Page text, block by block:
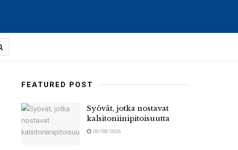
FEATURED POST
Syövät, jotka nostavat
kalsitoniinipitoisuutta
06/08/2026